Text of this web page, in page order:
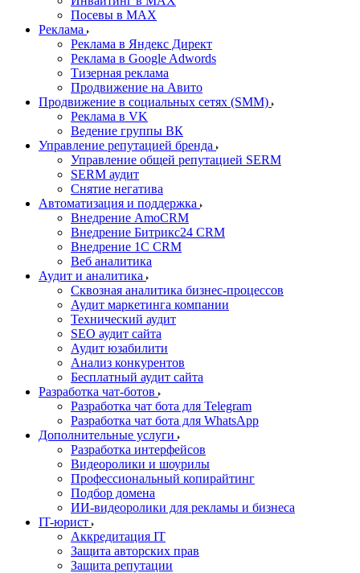
Посевы в MAX
Реклама
Реклама в Яндекс Директ
Реклама в Google Adwords
Тизерная реклама
Продвижение на Авито
Продвижение в социальных сетях (SMM)
Реклама в VK
Ведение группы ВК
Управление репутацией бренда
Управление общей репутацией SERM
SERM аудит
Снятие негатива
Автоматизация и поддержка
Внедрение AmoCRM
Внедрение Битрикс24 CRM
Внедрение 1C CRM
Веб аналитика
Аудит и аналитика
Сквозная аналитика бизнес-процессов
Аудит маркетинга компании
Технический аудит
SEO аудит сайта
Аудит юзабилити
Анализ конкурентов
Бесплатный аудит сайта
Разработка чат-ботов
Разработка чат бота для Telegram
Разработка чат бота для WhatsApp
Дополнительные услуги
Разработка интерфейсов
Видеоролики и шоурилы
Профессиональный копирайтинг
Подбор домена
ИИ-видеоролики для рекламы и бизнеса
IT-юрист
Аккредитация IT
Защита авторских прав
Защита репутации